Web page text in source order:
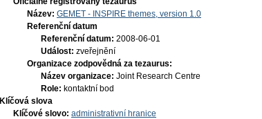
Název: GEMET - INSPIRE themes, version 1.0
Referenční datum
Referenční datum: 2008-06-01
Událost: zveřejnění
Organizace zodpovědná za tezaurus:
Název organizace: Joint Research Centre
Role: kontaktní bod
Klíčová slova
Klíčové slovo: administrativní hranice